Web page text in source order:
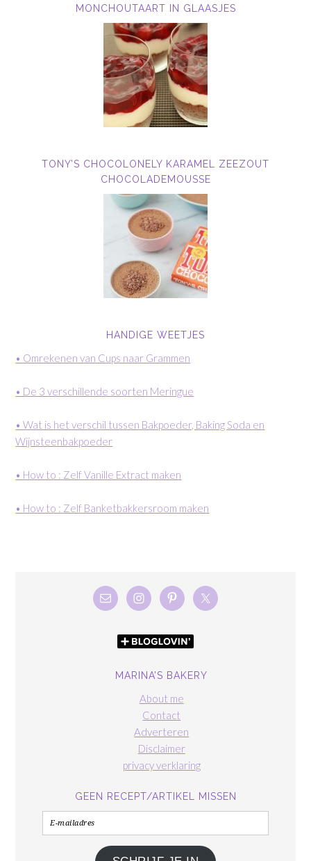
MONCHOUTAART IN GLAASJES
TONY’S CHOCOLONELY KARAMEL ZEEZOUT
CHOCOLADEMOUSSE
HANDIGE WEETJES
• Omrekenen van Cups naar Grammen
• De 3 verschillende soorten Meringue
• Wat is het verschil tussen Bakpoeder, Baking Soda en
Wijnsteenbakpoeder
• How to : Zelf Vanille Extract maken
• How to : Zelf Banketbakkersroom maken
MARINA’S BAKERY
About me
Contact
Adverteren
Disclaimer
privacy verklaring
GEEN RECEPT/ARTIKEL MISSEN
E-
mailadres